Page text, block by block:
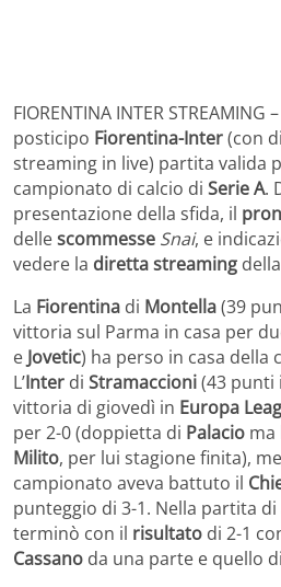
FIORENTINA INTER
posticipo Fiorentina-Inter(con
streaming in live) partita valida
campionato di calcio di Serie A.
presentazione della sfida, il
dellescommesse Snai, e
vedere la diretta streaming
La Fiorentina di Montella(39
vittoria sul Parma in casa per
e Jovetic) ha perso in casa della
L’Inter di Stramaccioni(43 punti
vittoria di giovedì in Europa
per 2-0 (doppietta di Palacio
Milito, per lui stagione finita),
campionato aveva battuto il
punteggio di 3-1. Nella partita
terminò con il risultato di 2-1
Cassano da una parte e quello di